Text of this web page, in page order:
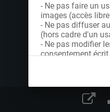
- Ne pas faire un
images (accès
- Ne pas diffuser
(hors cadre d'un
- Ne pas modifier
consentement
Dans le cas
à nous contacter
de Licence
proposées et le